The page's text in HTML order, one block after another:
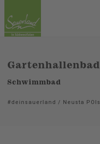
Gartenhallenbad
Schwimmbad
#deinsauerland / Neusta POIs